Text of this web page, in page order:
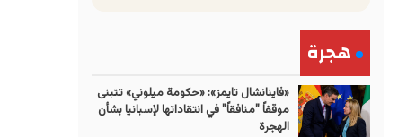
هجرة
«فاينانشال تايمز»: «حكومة ميلوني» تتبنى
موقفاً "منافقاً" في انتقاداتها لإسبانيا بشأن
الهجرة